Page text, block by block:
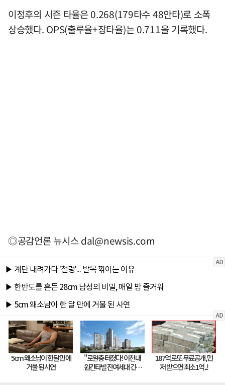
이정후의 시즌 타율은 0.268(179타수 48안타)로 소폭
상승했다. OPS(출루율+장타율)는 0.711을 기록했다.
◎공감언론 뉴시스dal@newsis.com